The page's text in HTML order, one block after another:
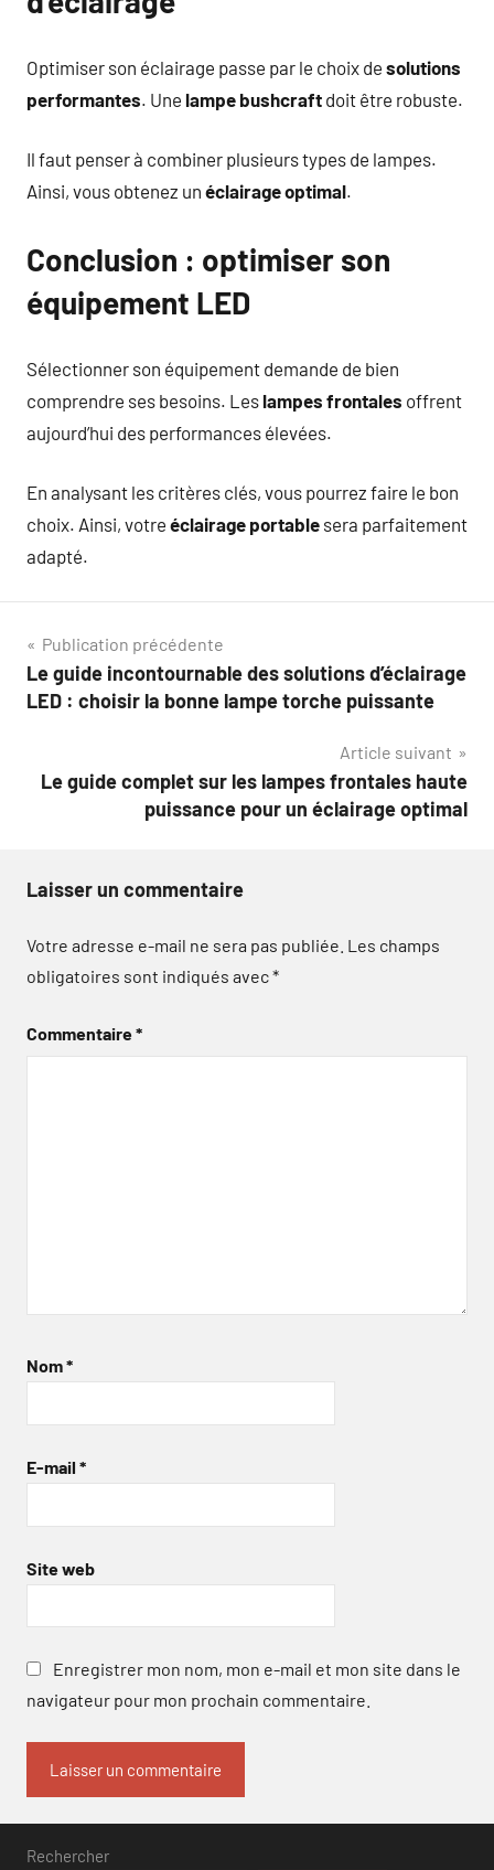
Optimiser son éclairage passe par le choix de solutions
performantes. Une lampe bushcraft doit être robuste.
Il faut penser à combiner plusieurs types de lampes.
Ainsi, vous obtenez un éclairage optimal.
Conclusion : optimiser son
équipement LED
Sélectionner son équipement demande de bien
comprendre ses besoins. Leslampes frontales offrent
aujourd’hui des performances élevées.
En analysant les critères clés, vous pourrez faire le bon
choix. Ainsi, votre éclairage portable sera parfaitement
adapté.
Navigation
de
Publication précédente
Le guide incontournable des solutions d’éclairage
LED : choisir la bonne lampe torche puissante
Article suivant
Le guide complet sur les lampes frontales haute
puissance pour un éclairage optimal
Laisser un commentaire
Votre adresse e-mail ne sera pas publiée. Les champs
obligatoires sont indiqués avec*
Commentaire*
Nom*
E-mail *
Site web
Enregistrer mon nom, mon e-mail et mon site dans le
navigateur pour mon prochain commentaire.
Rechercher